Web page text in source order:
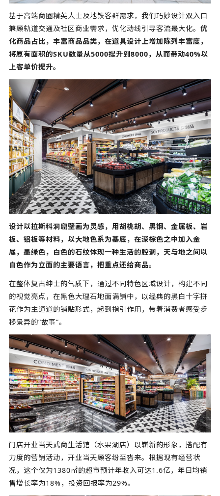
基于高端商圈精英人士及地铁客群需求，我们巧妙设计双入口
兼顾轨道交通及社区商业需求，优化动线引导客流最大化。 优
化商品占比，丰富商品品类，在道具设计上增加陈列丰富度，
将原有面积的SKU数量从5000提升到8000，从而带动40%以
上客单价提升。
设计以拉斯科洞窟壁画为灵感，用胡桃胡、黑钢、金属板、岩
板、铝板等材料，以大地色系为基底，在深棕色之中加入金
属，墨绿色，白色的石纹体现一种生活的腔调，天与地之间以
白色作为立面的主要语言，把重点还给商品。
在整体复古绅士的气质下，通过不同特色区域设计，构建不同
的视觉亮点，在黑色大理石地面满铺中，以经典的黑白十字拼
花作为主通道的铺贴形式，起到指引作用，带着消费者感受步
移景异的“故事”。
门店开业当天武商生活馆（水果湖店）以崭新的形象，搭配有
力度的营销活动，开业当天顾客纷至沓来。根据现有经营状
况，这个仅为1380㎡的超市预计年收入可达1.6亿，年日均销
售增长率为18%，投资回报率为29%。